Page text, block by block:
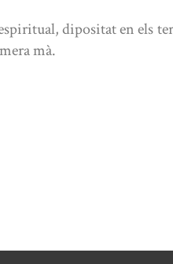
dipositat en els
mà.